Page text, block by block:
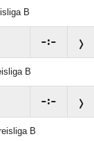
B
:
B
:
B